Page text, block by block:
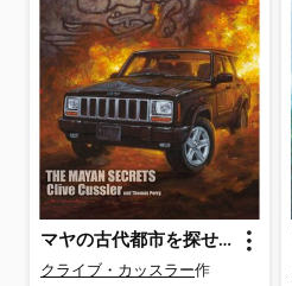
マヤの古代都市を探せ!（上）
クライブ・カッスラー作